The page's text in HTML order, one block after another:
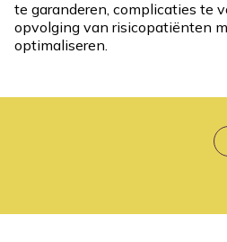
te garanderen, complicaties te
opvolging van risicopatiënten
optimaliseren.